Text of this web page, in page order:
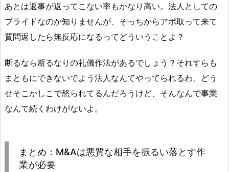
あとは返事が返ってこない率もかなり高い。法人としての
プライドなのか知りませんが、そっちからアポ取って来て
質問返したら無反応になるってどういうことよ？
断るなら断るなりの礼儀作法があるでしょう？それすらも
まともにできないでよう法人なんてやってられるわ。どう
せそこかしこで怒られてるんだろうけど、そんなんで事業
なんて続くわけがないよ。
まとめ：M&Aは悪質な相手を振るい落とす作
業が必要